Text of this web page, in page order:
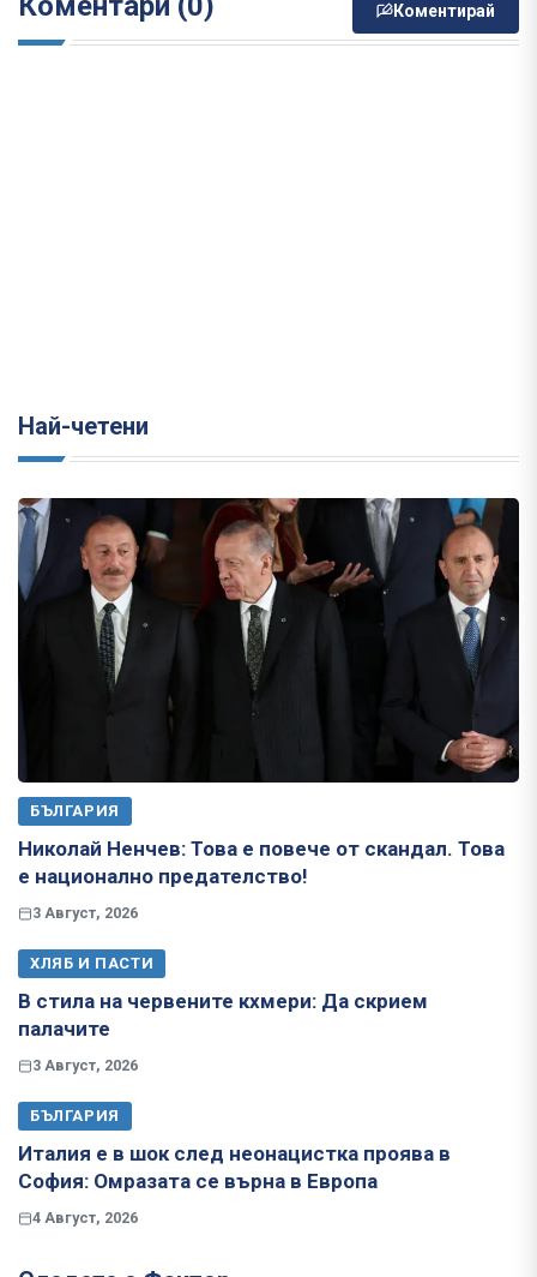
Коментирай
Най-четени
БЪЛГАРИЯ
Николай Ненчев: Това е повече от скандал. Това
е национално предателство!
3 Август, 2026
ХЛЯБ И ПАСТИ
В стила на червените кхмери: Да скрием
палачите
3 Август, 2026
БЪЛГАРИЯ
Италия е в шок след неонацистка проява в
София: Омразата се върна в Европа
4 Август, 2026